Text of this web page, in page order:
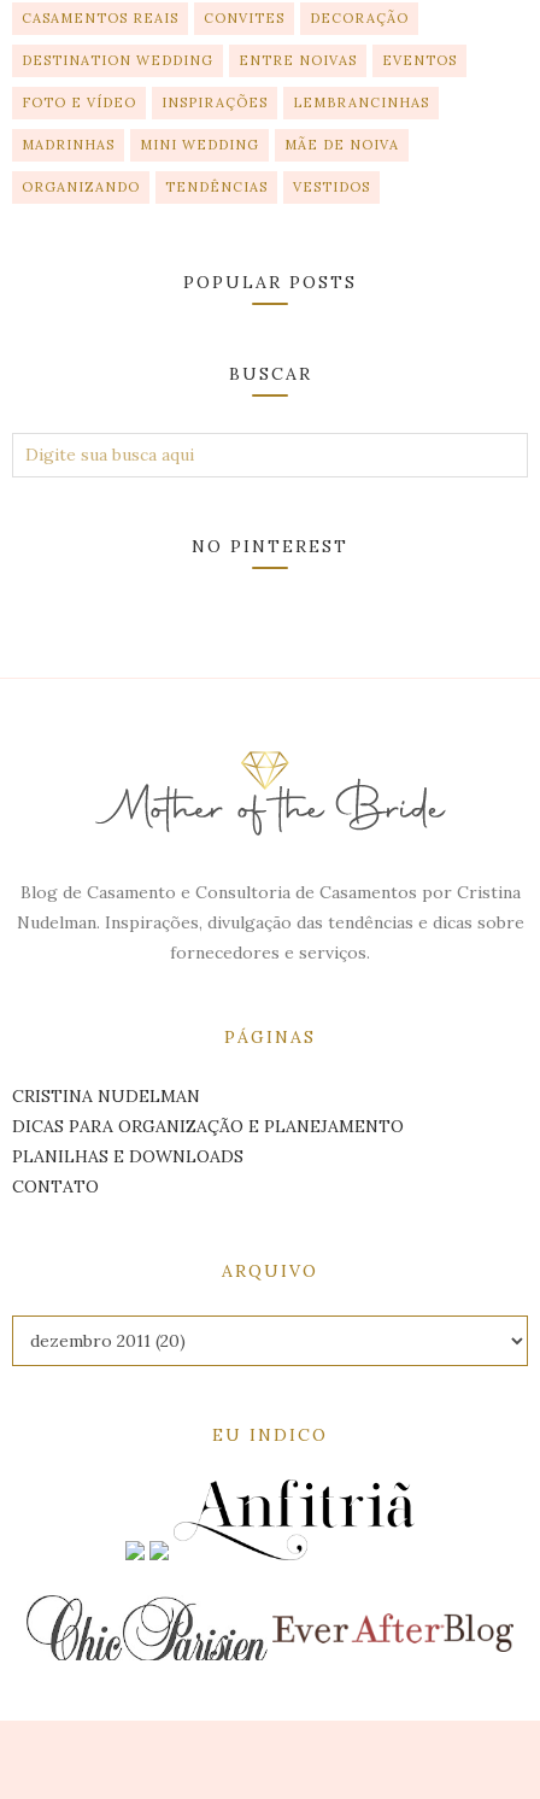
CASAMENTOS REAIS CONVITES DECORAÇÃO
DESTINATION WEDDING ENTRE NOIVAS EVENTOS
FOTO E VÍDEO INSPIRAÇÕES LEMBRANCINHAS
MADRINHAS MINI WEDDING MÃE DE NOIVA
ORGANIZANDO TENDÊNCIAS VESTIDOS
POPULAR POSTS
BUSCAR
NO PINTEREST
Blog de Casamento e Consultoria de Casamentos por Cristina
Nudelman. Inspirações, divulgação das tendências e dicas sobre
fornecedores e serviços.
PÁGINAS
CRISTINA NUDELMAN
DICAS PARA ORGANIZAÇÃO E PLANEJAMENTO
PLANILHAS E DOWNLOADS
CONTATO
ARQUIVO
EU INDICO